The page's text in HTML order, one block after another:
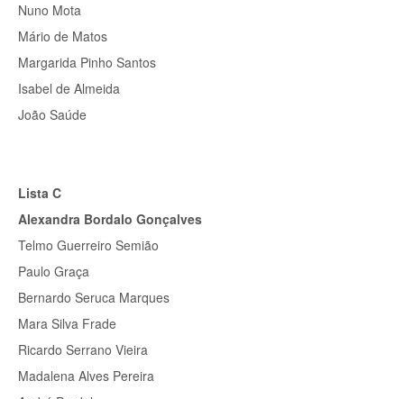
Nuno Mota
Mário de Matos
Margarida Pinho Santos
Isabel de Almeida
João Saúde
Lista C
Alexandra Bordalo Gonçalves
Telmo Guerreiro Semião
Paulo Graça
Bernardo Seruca Marques
Mara Silva Frade
Ricardo Serrano Vieira
Madalena Alves Pereira